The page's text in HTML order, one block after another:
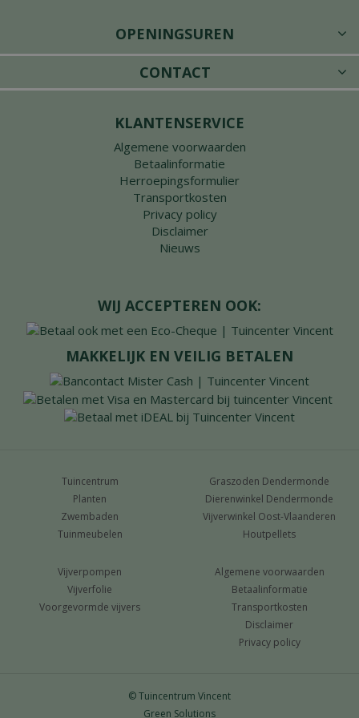
OPENINGSUREN
CONTACT
KLANTENSERVICE
Algemene voorwaarden
Betaalinformatie
Herroepingsformulier
Transportkosten
Privacy policy
Disclaimer
Nieuws
WIJ ACCEPTEREN OOK:
MAKKELIJK EN VEILIG BETALEN
Tuincentrum
Planten
Zwembaden
Tuinmeubelen
Graszoden Dendermonde
Dierenwinkel Dendermonde
Vijverwinkel Oost-Vlaanderen
Houtpellets
Vijverpompen
Vijverfolie
Voorgevormde vijvers
Algemene voorwaarden
Betaalinformatie
Transportkosten
Disclaimer
Privacy policy
© Tuincentrum Vincent
Green Solutions